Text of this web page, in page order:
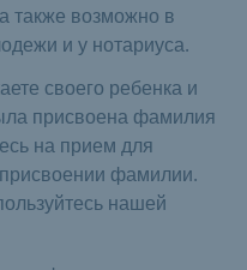
также возможно в
и у нотариуса.
своего ребенка и
присвоена фамилия
на прием для
фамилии.
нашей